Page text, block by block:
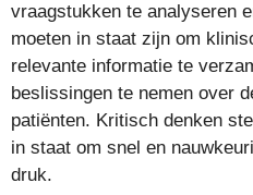
vraagstukken te analyseren
moeten in staat zijn om
relevante informatie te
beslissingen te nemen over
patiënten. Kritisch denken
in staat om snel en
druk.